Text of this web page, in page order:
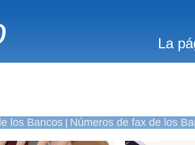
La
los Bancos| Números de fax de los